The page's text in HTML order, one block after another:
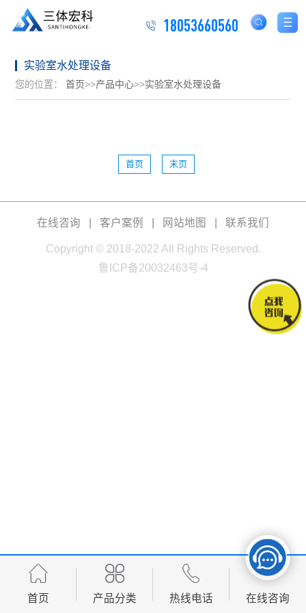
18053660560
实验室水处理设备
您的位置： 首页>>产品中心>>实验室水处理设备
首页 末页
在线咨询 客户案例 网站地图 联系我们
Copyright © 2018-2022 All Rights Reserved.
鲁ICP备20032463号-4
首页 产品分类 热线电话 在线咨询